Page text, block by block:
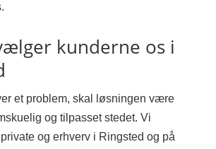
kunderne os i
et problem, skal løsningen være
og tilpasset stedet. Vi
og erhverv i Ringsted og på